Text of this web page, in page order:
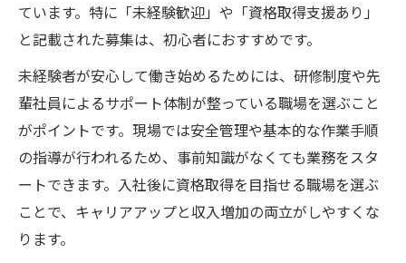
ています。特に「未経験歓迎」や「資格取得支援あり」
と記載された募集は、初心者におすすめです。
未経験者が安心して働き始めるためには、研修制度や先
輩社員によるサポート体制が整っている職場を選ぶこと
がポイントです。現場では安全管理や基本的な作業手順
の指導が行われるため、事前知識がなくても業務をスタ
ートできます。入社後に資格取得を目指せる職場を選ぶ
ことで、キャリアアップと収入増加の両立がしやすくな
ります。